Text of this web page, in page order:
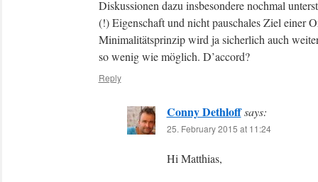
Diskussionen dazu insbesondere nochmal
(!) Eigenschaft und nicht pauschales Ziel einer
Minimalitätsprinzip wird ja sicherlich auch
so wenig wie möglich. D’accord?
Reply
Conny Dethloff says:
25. February 2015 at 11:24
Hi Matthias,